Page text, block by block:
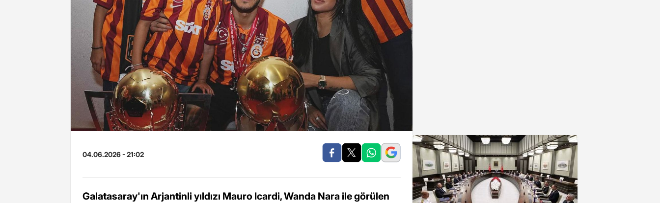
04.06.2026 - 21:02
Galatasaray'ın Arjantinli yıldızı Mauro Icardi, Wanda Nara ile görülen